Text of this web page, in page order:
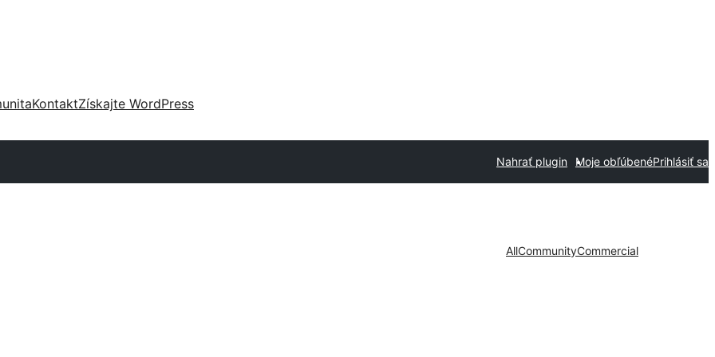
KontaktZískajte WordPress
Nahrať plugin Moje obľúbenéPrihlásiť sa
AllCommunityCommercial